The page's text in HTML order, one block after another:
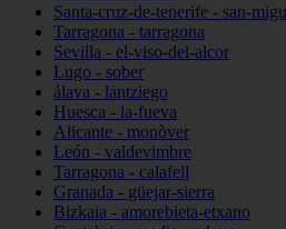
Santa-cruz-de-tenerife - san-
Tarragona - tarragona
Sevilla - el-viso-del-alcor
Lugo - sober
álava - lantziego
Huesca - la-fueva
Alicante - monòver
León - valdevimbre
Tarragona - calafell
Granada - güejar-sierra
Bizkaia - amorebieta-etxano